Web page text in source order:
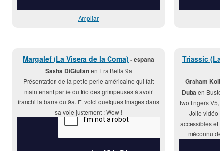
Ampliar
Margalef (La Visera de la Coma) - espana
Sasha DiGiulianen Era Bella 9a
Présentation de la petite perle américaine qui fait
maintenant partie du trio des grimpeuses à avoir
franchi la barre du 9a. Et voici quelques images dans
sa voie justement : Wow !
Triassic
Graham
Duba en
two fingers
Jolie vidéo
accessibles
méconnu